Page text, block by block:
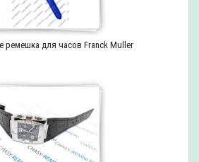
ремешка для часов Franck Muller